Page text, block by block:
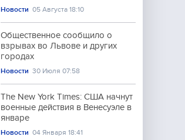
Новости 05 Августа 18:10
Общественное сообщило о
взрывах во Львове и других
городах
Новости 30 Июля 07:58
The New York Times: США начнут
военные действия в Венесуэле в
январе
Новости 04 Января 18:41